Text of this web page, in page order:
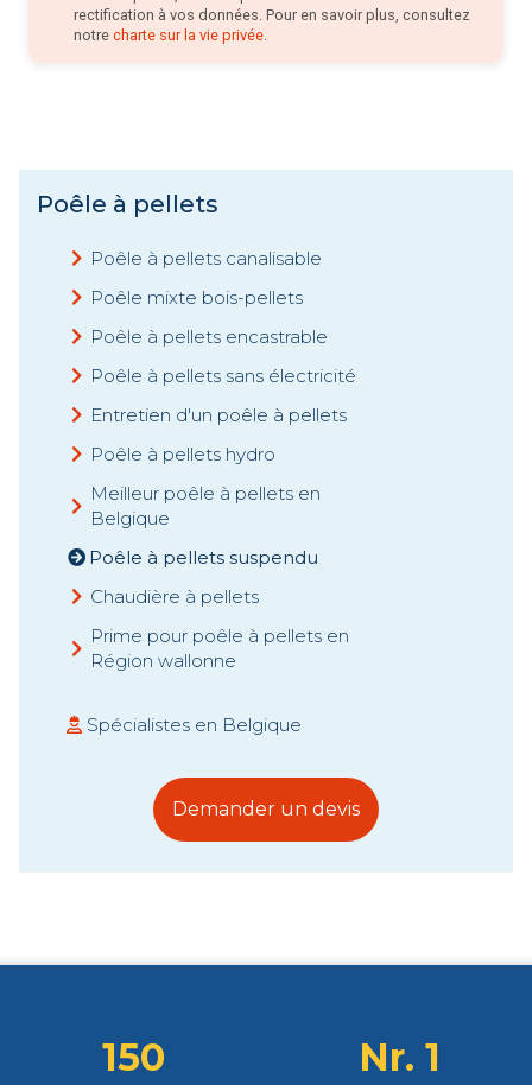
rectification à vos données. Pour en savoir plus, consultez
notre charte sur la vie privée
Poêle à pellets
Poêle à pellets canalisable
Poêle mixte bois-pellets
Poêle à pellets encastrable
Poêle à pellets sans électricité
Entretien d'un poêle à pellets
Poêle à pellets hydro
Meilleur poêle à pellets en
Belgique
Poêle à pellets suspendu
Chaudière à pellets
Prime pour poêle à pellets en
Région wallonne
Spécialistes en Belgique
Demander un devis
150 Nr. 1